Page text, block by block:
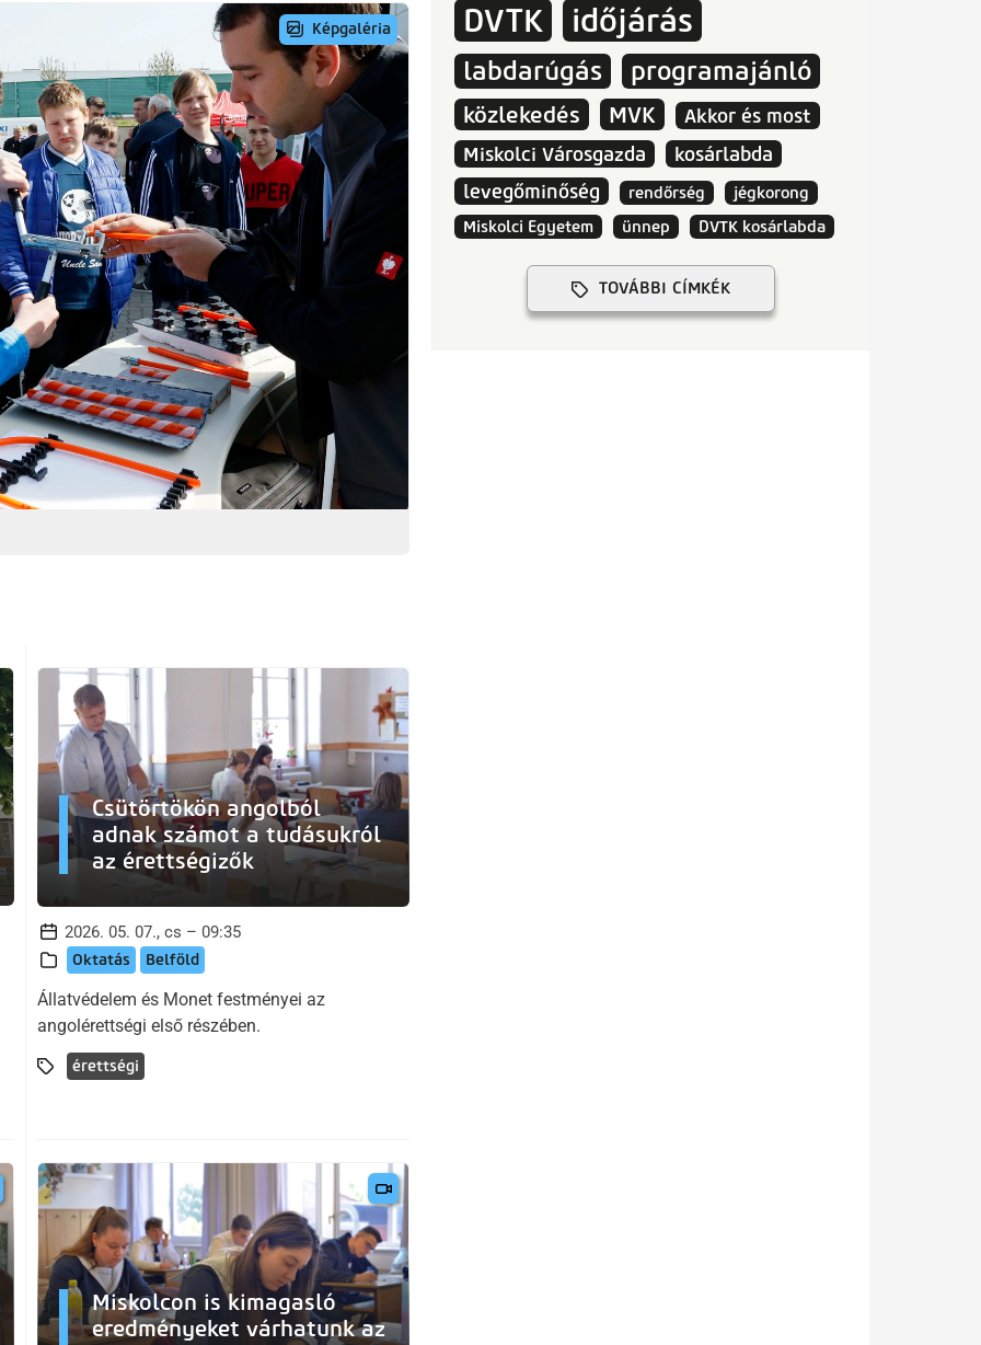
Csütörtökön angolból
adnak számot a tudásukról
az érettségizők
2026. 05. 07., cs – 09:35
Oktatás Belföld
Állatvédelem és Monet festményei az
angolérettségi első részében.
érettségi
Miskolcon is kimagasló
eredményeket várhatunk az
DVTK időjárás
labdarúgás programajánló
közlekedés MVK
Akkor és most
Miskolci Városgazda
kosárlabda
levegőminőség
rendőrség
jégkorong
Miskolci Egyetem
ünnep DVTK kosárlabda
TOVÁBBI CÍMKÉK